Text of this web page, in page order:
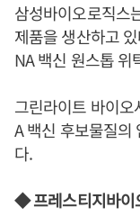
삼성바이오로직스
제품을 생산하고
NA 백신 원스톱 위
그린라이트 바이
A 백신 후보물질의
다.
◆ 프레스티지바이